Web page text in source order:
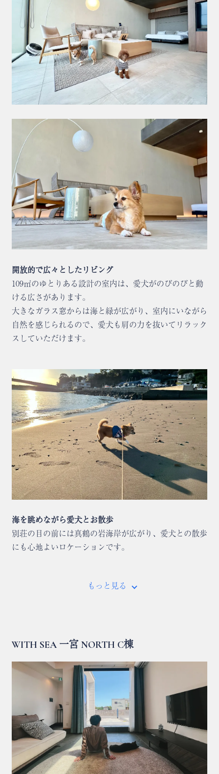
開放的で広々としたリビング
109㎡のゆとりある設計の室内は、愛犬がのびのびと動
ける広さがあります。
大きなガラス窓からは海と緑が広がり、室内にいながら
自然を感じられるので、愛犬も肩の力を抜いてリラック
スしていただけます。
海を眺めながら愛犬とお散歩
別荘の目の前には真鶴の岩海岸が広がり、愛犬との散歩
にも心地よいロケーションです。
もっと見る
WITH SEA 一宮 NORTH C棟